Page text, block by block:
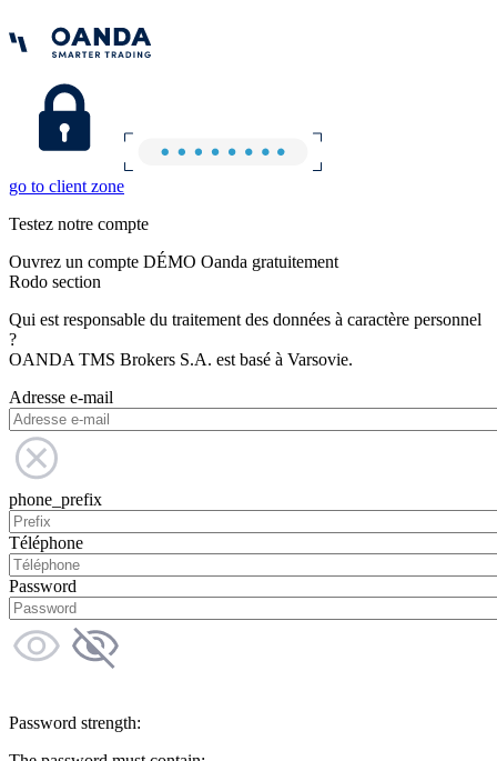
go to client zone
Testez notre compte
Ouvrez un compte DÉMO Oanda gratuitement
Rodo section
Qui est responsable du traitement des données à caractère personnel
?
OANDA TMS Brokers S.A. est basé à Varsovie.
Adresse e-mail
phone_prefix
Téléphone
Password
Password strength: